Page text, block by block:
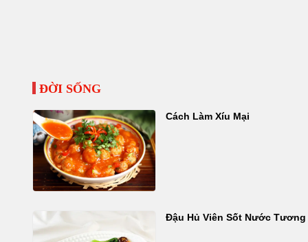
ĐỜI SỐNG
Cách Làm Xíu Mại
Đậu Hủ Viên Sốt Nước Tương